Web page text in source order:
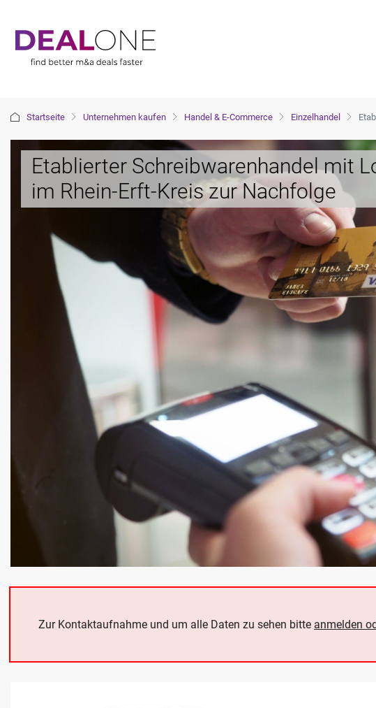
Startseite Unternehmen kaufen Handel & E-Commerce Einzelhandel
Etablierter Schreibwarenhandel mit
im Rhein-Erft-Kreis zur Nachfolge
Zur Kontaktaufnahme und um alle Daten zu sehen bitte anmelden